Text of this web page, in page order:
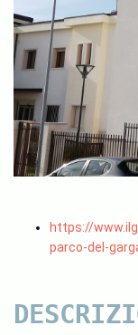
https://
parco-del-